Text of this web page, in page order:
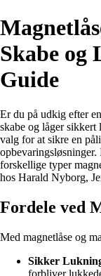
Skabe og
Guide
Er du på udkig efter
skabe og låger sikkert
valg for at sikre en
forskellige typer
hos Harald Nyborg,
Fordele ved
Med magnetlåse og
Sikker
forbliver